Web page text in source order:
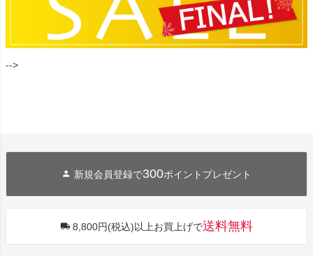
-->
新規会員登録で300ポイントプレゼント
8,800円(税込)以上お買上げで送料無料